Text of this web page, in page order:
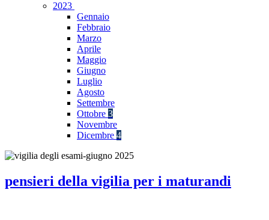
2023
Gennaio
Febbraio
Marzo
Aprile
Maggio
Giugno
Luglio
Agosto
Settembre
Ottobre 3
Novembre
Dicembre 4
pensieri della vigilia per i maturandi